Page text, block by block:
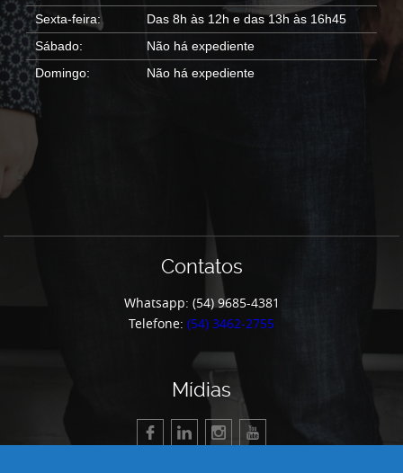
Sexta-feira:
Das 8h às 12h e das 13h às 16h45
Sábado:
Não há expediente
Domingo:
Não há expediente
Contatos
Whatsapp: (54) 9685-4381
Telefone: (54) 3462-2755
Mídias